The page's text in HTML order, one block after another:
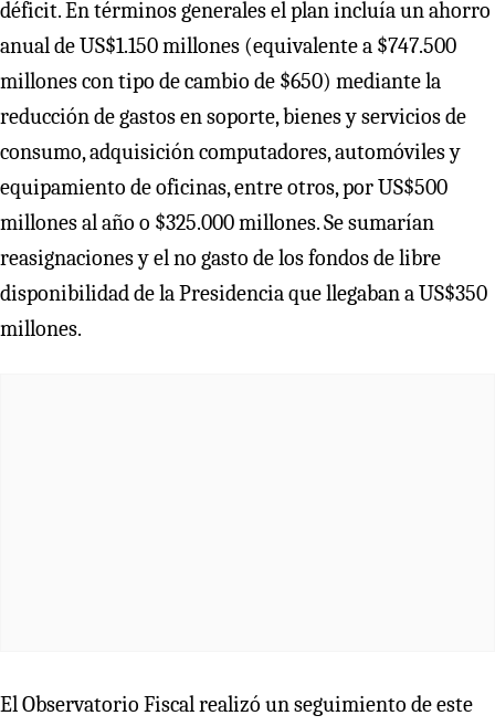
déficit. En términos generales el plan incluía un ahorro
anual de US$1.150 millones (equivalente a $747.500
millones con tipo de cambio de $650) mediante la
reducción de gastos en soporte, bienes y servicios de
consumo, adquisición computadores, automóviles y
equipamiento de oficinas, entre otros, por US$500
millones al año o $325.000 millones. Se sumarían
reasignaciones y el no gasto de los fondos de libre
disponibilidad de la Presidencia que llegaban a US$350
millones.
El Observatorio Fiscal realizó un seguimiento de este